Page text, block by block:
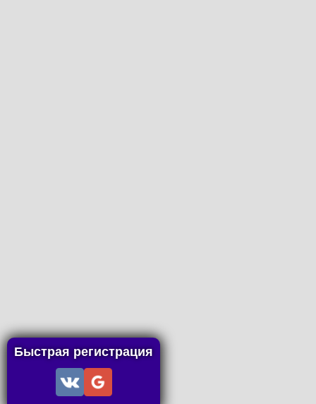
Быстрая регистрация